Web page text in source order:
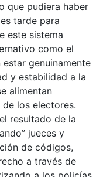
que pudiera haber
tarde para
este sistema
como el
genuinamente
y estabilidad a la
alimentan
los electores.
resultado de la
jueces y
de códigos,
a través de